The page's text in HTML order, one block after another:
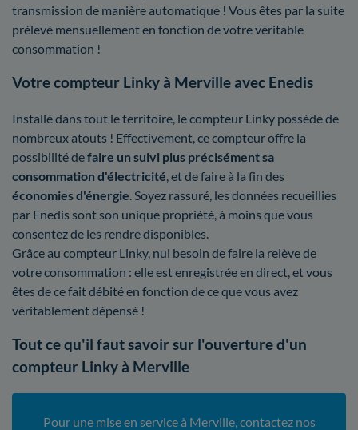
transmission de manière automatique ! Vous êtes par la suite
prélevé mensuellement en fonction de votre véritable
consommation !
Votre compteur Linky à Merville avec Enedis
Installé dans tout le territoire, le compteur Linky possède de
nombreux atouts ! Effectivement, ce compteur offre la
possibilité defaire un suivi plus précisément sa
consommation d'électricité , et de faire à la fin des
économies d'énergie . Soyez rassuré, les données recueillies
par Enedis sont son unique propriété, à moins que vous
consentez de les rendre disponibles.
Grâce au compteur Linky, nul besoin de faire la relève de
votre consommation : elle est enregistrée en direct, et vous
êtes de ce fait débité en fonction de ce que vous avez
véritablement dépensé !
Tout ce qu'il faut savoir sur l'ouverture d'un
compteur Linky à Merville
Pour une mise en service à Merville, contactez nos